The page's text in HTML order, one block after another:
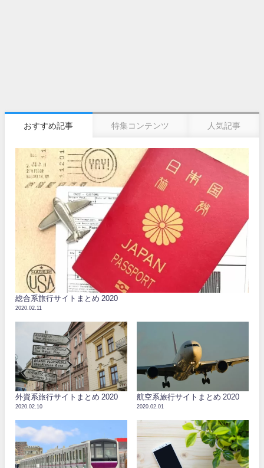
おすすめ記事 特集コンテンツ 人気記事
総合系旅行サイトまとめ 2020
2020.02.11
外資系旅行サイトまとめ 2020
2020.02.10
航空系旅行サイトまとめ 2020
2020.02.01